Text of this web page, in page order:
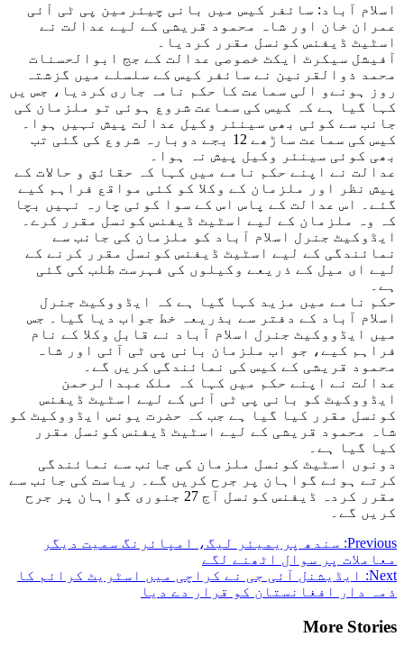
اسلام آباد: سائفر کیس میں بانی چیئرمین پی ٹی آئی
عمران خان اور شاہ محمود قریشی کے لیے عدالت نے
اسٹیٹ ڈیفنس کونسل مقرر کردیا۔
آفیشل سیکرٹ ایکٹ خصوصی عدالت کے جج ابوالحسنات
محمد ذوالقرنین نے سائفر کیس کے سلسلے میں گزشتہ
روز ہونےو الی سماعت کا حکم نامہ جاری کردیا، جس یں
کہا گیا ہے کہ کیس کی سماعت شروع ہوئی تو ملزمان کی
جانب سے کوئی بھی سینئر وکیل عدالت پیش نہیں ہوا۔
کیس کی سماعت ساڑھے 12 بجے دوبارہ شروع کی گئی تب
بھی کوئی سینئر وکیل پیش نہ ہوا۔
عدالت نے اپنے حکم نامے میں کہا کہ حقائق و حالات کے
پیش نظر اور ملزمان کے وکلا کو کئی مواقع فراہم کیے
گئے۔ اس عدالت کے پاس اس کے سوا کوئی چارہ نہیں بچا
کہ وہ ملزمان کے لیے اسٹیٹ ڈیفنس کونسل مقرر کرے۔
ایڈوکیٹ جنرل اسلام آباد کو ملزمان کی جانب سے
نمائندگی کے لیے اسٹیٹ ڈیفنس کونسل مقرر کرنے کے
لیے ای میل کے ذریعے وکیلوں کی فہرست طلب کی گئی
ہے۔
حکم نامے میں مزید کہا گیا ہے کہ ایڈووکیٹ جنرل
اسلام آباد کے دفتر سے بذریعہ خط جواب دیا گیا۔ جس
میں ایڈووکیٹ جنرل اسلام آباد نے قابل وکلا کے نام
فراہم کیے، جو اب ملزمان بانی پی ٹی آئی اور شاہ
محمود قریشی کے کیس کی نمائندگی کریں گے۔
عدالت نے اپنے حکم میں کہا کہ ملک عبدالرحمن
ایڈووکیٹ کو بانی پی ٹی آئی کے لیے اسٹیٹ ڈیفنس
کونسل مقرر کیا گیا ہے جب کہ حضرت یونس ایڈووکیٹ کو
شاہ محمود قریشی کے لیے اسٹیٹ ڈیفنس کونسل مقرر
کیا گیا ہے۔
دونوں اسٹیٹ کونسل ملزمان کی جانب سے نمائندگی
کرتے ہوئے گواہان پر جرح کریں گے۔ ریاست کی جانب سے
مقرر کردہ ڈیفنس کونسل آج 27 جنوری گواہان پر جرح
کریں گے۔
Post
navigation
Previous: سندھ پریمیئر لیگ، امپائرنگ سمیت دیگر
معاملات پر سوال اٹھنے لگے
Next:
ایڈیشنل آئی جی نے کراچی میں اسٹریٹ کرائم کا
ذمہ دار افغانستان کو قرار دے دیا
More Stories